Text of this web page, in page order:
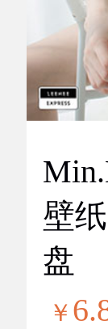
壁
盘
￥